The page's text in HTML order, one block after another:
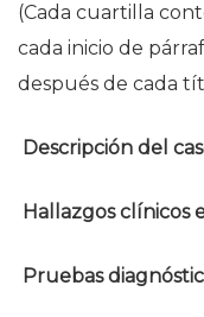
(Cada cuartilla
cada inicio de
después de cada
Descripción del
Hallazgos clínicos
Pruebas